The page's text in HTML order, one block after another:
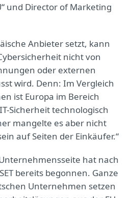
und Director of Marketing
Anbieter setzt, kann
nicht von
oder externen
wird. Denn: Im Vergleich
ist Europa im Bereich
Sicherheit technologisch
mangelte es aber nicht
auf Seiten der Einkäufer.“
hat nach
bereits begonnen. Ganze
Unternehmen setzen